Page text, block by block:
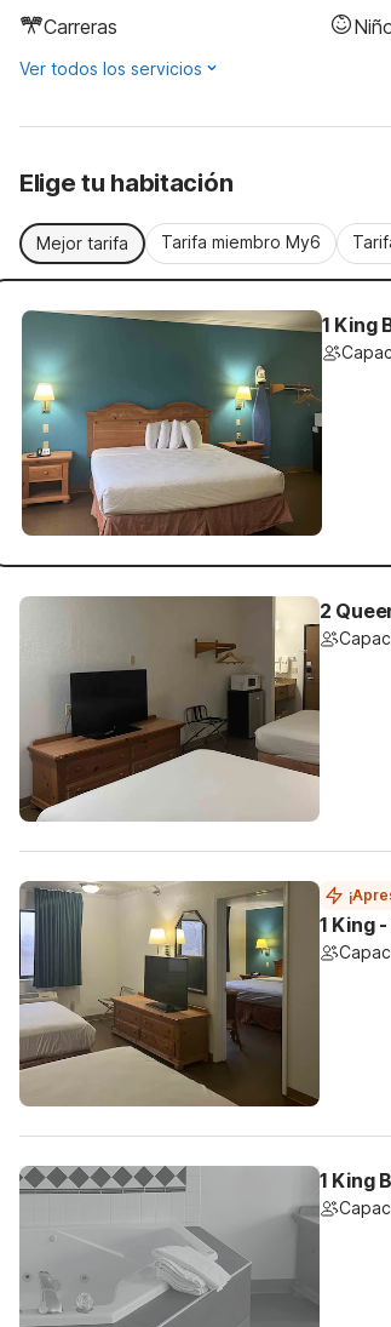
Carreras
Ver todos los servicios
Elige tu habitación
Mejor tarifa Tarifa miembro My6
1 King
2
1 King
1 King